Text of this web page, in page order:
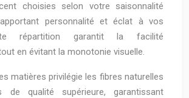
choisies selon votre saisonnalité
personnalité et éclat à vos
répartition garantit la facilité
en évitant la monotonie visuelle.
matières privilégie les fibres naturelles
qualité supérieure, garantissant